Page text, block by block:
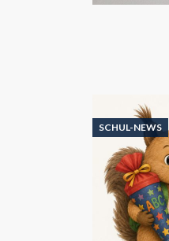
SCHUL-NEWS